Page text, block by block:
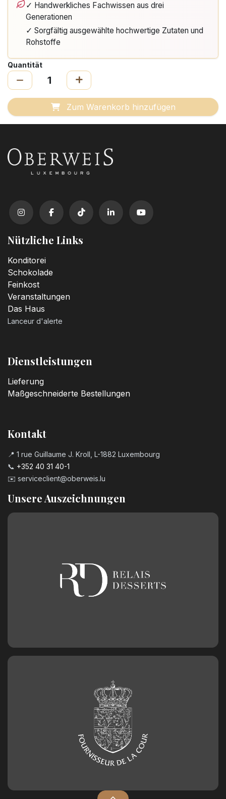
✓ Handwerkliches Fachwissen aus drei
Generationen
✓ Sorgfältig ausgewählte hochwertige Zutaten und
Rohstoffe
Quantität
Zum Warenkorb hinzufügen
Nützliche Links
Konditorei
Schokolade
Feinkost
Veranstaltungen
Das Haus
Lanceur d'alerte
Dienstleistungen
Lieferung
Maßgeschneiderte Bestellungen
Kontakt
📍 1 rue Guillaume J. Kroll, L-1882 Luxembourg
📞 +352 40 31 40-1
✉️ serviceclient@oberweis.lu
Unsere Auszeichnungen